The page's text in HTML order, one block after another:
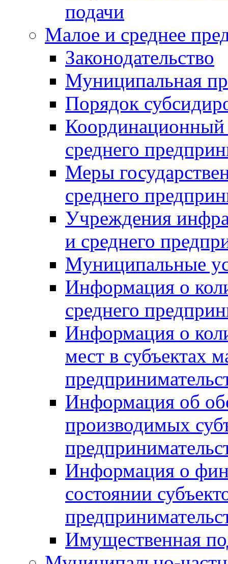
подачи
Малое и среднее
Законодательство
Муниципальная
Порядок
Координационный
среднего
Меры
среднего
Учреждения
и среднего
Муниципальные
Информация о
среднего
Информация о
мест в субъектах
Информация об
производимых
Информация о
состоянии
Имущественная